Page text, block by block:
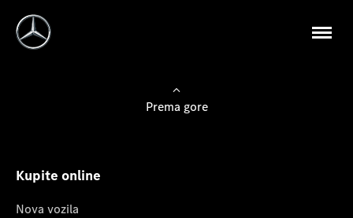
Prema gore
Kupite online
Nova vozila